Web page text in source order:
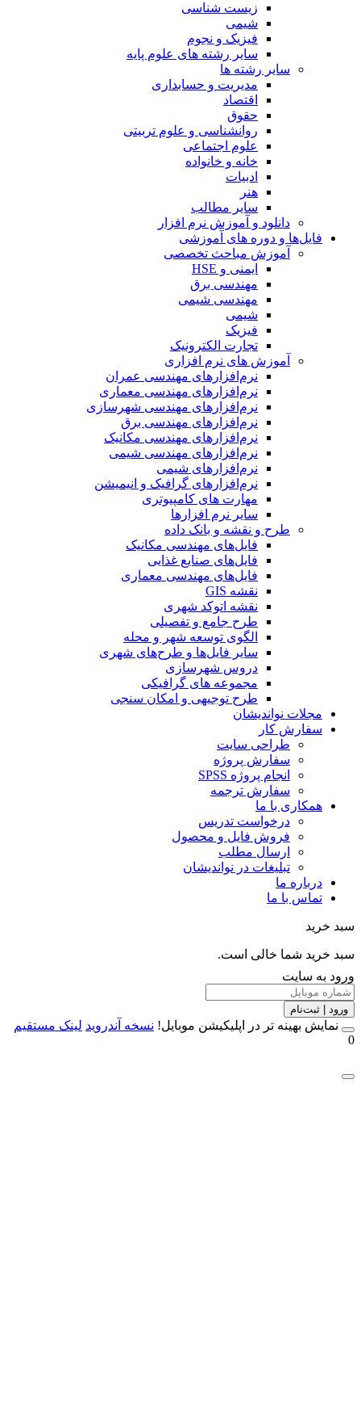
زیست شناسی
شیمی
فیزیک و نجوم
سایر رشته های علوم پایه
سایر رشته ها
مدیریت و حسابداری
اقتصاد
حقوق
روانشناسی و علوم تربیتی
علوم اجتماعی
خانه و خانواده
ادبیات
هنر
سایر مطالب
دانلود و آموزش نرم افزار
فایل‌ها و دوره های آموزشی
آموزش مباحث تخصصی
ایمنی و HSE
مهندسی برق
مهندسی شیمی
شیمی
فیزیک
تجارت الکترونیک
آموزش های نرم افزاری
نرم‌افزارهای مهندسی عمران
نرم‌افزارهای مهندسی معماری
نرم‌افزارهای مهندسی شهرسازی
نرم‌افزارهای مهندسی برق
نرم‌افزارهای مهندسی مکانیک
نرم‌افزارهای مهندسی شیمی
نرم‌افزارهای شیمی
نرم‌افزارهای گرافیک و انیمیشن
مهارت های کامپیوتری
سایر نرم افزارها
طرح و نقشه و بانک داده
فایل‌های مهندسی مکانیک
فایل‌های صنایع غذایی
فایل‌های مهندسی معماری
نقشه GIS
نقشه اتوکد شهری
طرح جامع و تفصیلی
الگوی توسعه شهر و محله
سایر فایل‌ها و طرح‌های شهری
دروس شهرسازی
مجموعه های گرافیکی
طرح توجیهی و امکان سنجی
مجلات نواندیشان
سفارش کار
طراحی سایت
سفارش پروژه
انجام پروژه SPSS
سفارش ترجمه
همکاری با ما
درخواست تدریس
فروش فایل و محصول
ارسال مطلب
تبلیغات در نواندیشان
درباره ما
تماس با ما
خرید شما خالی است.
به سایت
| ثبت‌نام
بهینه تر در اپلیکیشن موبایل!نسخه آندروید لینک مستقیم